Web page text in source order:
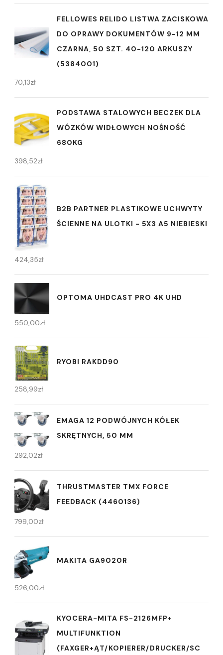
FELLOWES RELIDO LISTWA ZACISKOWA
DO OPRAWY DOKUMENTÓW 9-12 MM
CZARNA, 50 SZT. 40-120 ARKUSZY
(5384001)
70,13zł
PODSTAWA STALOWYCH BECZEK DLA
WÓZKÓW WIDŁOWYCH NOŚNOŚĆ
680KG
398,52zł
B2B PARTNER PLASTIKOWE UCHWYTY
ŚCIENNE NA ULOTKI - 5X3 A5 NIEBIESKI
424,35zł
OPTOMA UHDCAST PRO 4K UHD
550,00zł
RYOBI RAKDD90
258,99zł
EMAGA 12 PODWÓJNYCH KÓŁEK
SKRĘTNYCH, 50 MM
292,02zł
THRUSTMASTER TMX FORCE
FEEDBACK (4460136)
799,00zł
MAKITA GA9020R
526,00zł
KYOCERA-MITA FS-2126MFP+
MULTIFUNKTION
(FAXGER+ĄT/KOPIERER/DRUCKER/SC